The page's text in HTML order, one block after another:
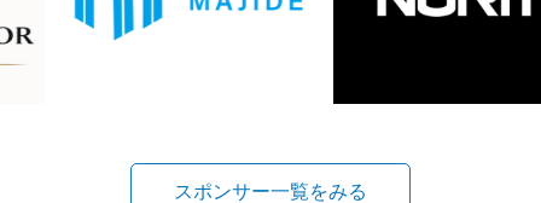
スポンサー一覧をみる